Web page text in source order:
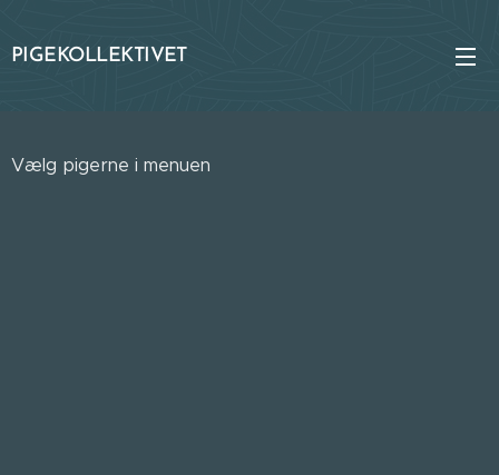
PIGEKOLLEKTIVET
Vælg pigerne i menuen